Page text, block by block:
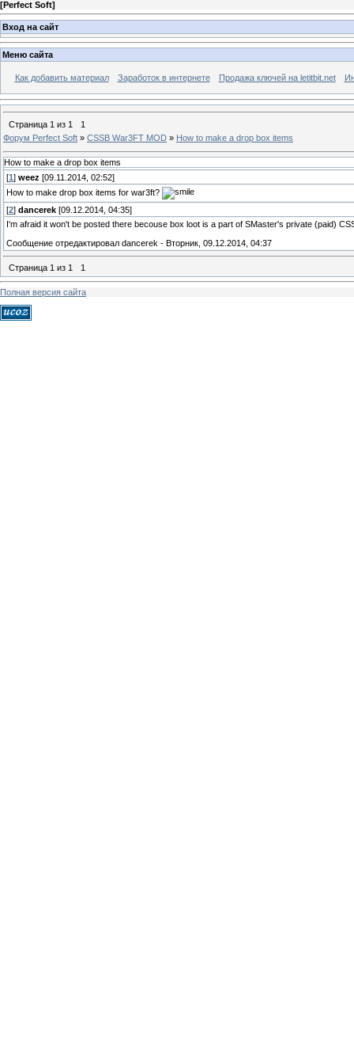
[Perfect Soft]
Вход на сайт
Меню сайта
Как добавить материал Заработок в интернете Продажа ключей на letitbit.net
Страница 1 из 1
1
Форум Perfect Soft » CSSB War3FT MOD » How to make a drop box items
How to make a drop box items
[1 ] weez [09.11.2014, 02:52]
How to make drop box items for war3ft?
[2] dancerek [09.12.2014, 04:35]
I'm afraid it won't be posted there becouse box loot is a part of SMaster's private (paid)
Сообщение отредактировал dancerek - Вторник, 09.12.2014, 04:37
Страница 1 из 1 1
Полная версия сайта